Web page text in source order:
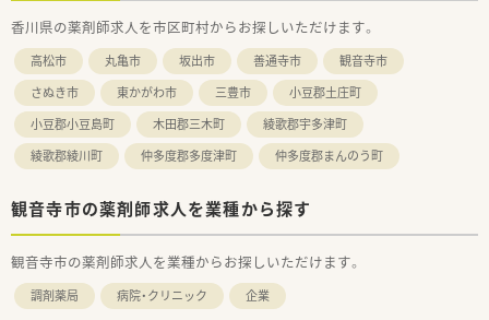
香川県の薬剤師求人を市区町村からお探しいただけます。
高松市 丸亀市 坂出市 善通寺市
観音寺市
さぬき市
東かがわ市 三豊市
小豆郡土庄町
小豆郡小豆島町
木田郡三木町
綾歌郡宇多津町
綾歌郡綾川町
仲多度郡多度津町 仲多度郡まんのう町
観音寺市の薬剤師求人を業種から探す
観音寺市の薬剤師求人を業種からお探しいただけます。
調剤薬局 病院・クリニック 企業